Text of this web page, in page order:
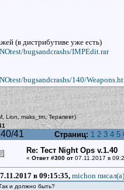
(в дистрибутиве уже есть)
bugsandcrashs/IMPEdit.rar
bugsandcrashs/140/
,Lion maks_tm,Терапевт)
41 Страниц: 1 2 3 4 5
Re: Тест Night Ops v.1.40
« Ответ #300 от07.11.2017 в
в 09:15:35, michon писал(a)
и должно быть?